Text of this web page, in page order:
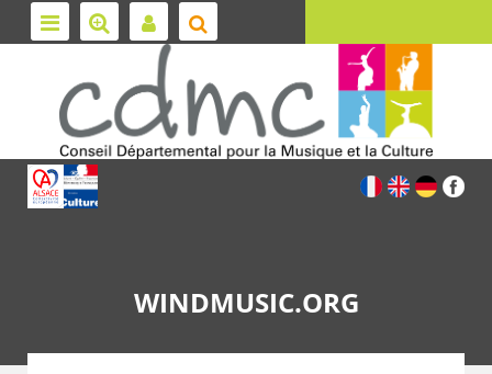
WINDMUSIC.ORG